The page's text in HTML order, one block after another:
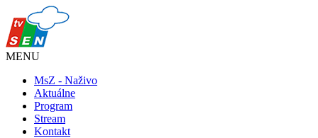
MENU
MsZ - Naživo
Aktuálne
Program
Stream
Kontakt